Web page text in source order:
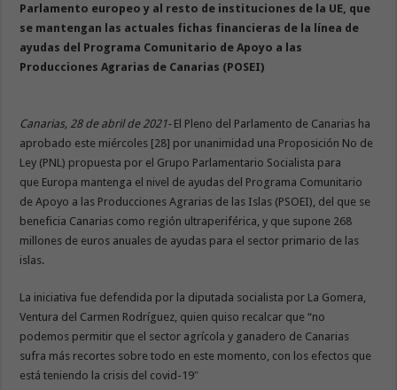
Parlamento europeo y al resto de instituciones de la UE, que
se mantengan las actuales fichas financieras de la línea de
ayudas del Programa Comunitario de Apoyo a las
Producciones Agrarias de Canarias (POSEI)
Canarias, 28 de abril de 2021- El Pleno del Parlamento de Canarias ha
aprobado este miércoles [28] por unanimidad una Proposición No de
Ley (PNL) propuesta por el Grupo Parlamentario Socialista para
que Europa mantenga el nivel de ayudas del Programa Comunitario
de Apoyo a las Producciones Agrarias de las Islas (PSOEI), del que se
beneficia Canarias como región ultraperiférica, y que supone 268
millones de euros anuales de ayudas para el sector primario de las
islas.
La iniciativa fue defendida por la diputada socialista por La Gomera,
Ventura del Carmen Rodríguez, quien quiso recalcar que “no
podemos permitir que el sector agrícola y ganadero de Canarias
sufra más recortes sobre todo en este momento, con los efectos que
está teniendo la crisis del covid-19″